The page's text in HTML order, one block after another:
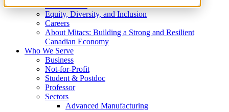
What We Do
Equity, Diversity, and Inclusion
Careers
About Mitacs: Building a Strong and Resilient
Canadian Economy
Who We Serve
Business
Not-for-Profit
Student & Postdoc
Professor
Sectors
Advanced Manufacturing